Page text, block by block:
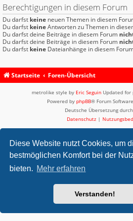
Diese Website nutzt Cookies, um
bestmöglichen Komfort bei der
bieten. Mehr erfahren
Verstanden!
Berechtigungen in diesem Forum
Du darfst keine neuen Themen in diesem
Du darfst keineAntworten zu Themen in
Du darfst deine Beiträge in diesem Forum
Du darfst deine Beiträge in diesem Forum
Du darfst keine Dateianhänge in diesem
Startseite Foren-Übersicht
metrolike style by Eric Seguin Updated for
Powered by phpBB® Forum
Deutsche Übersetzung durch
Datenschutz |